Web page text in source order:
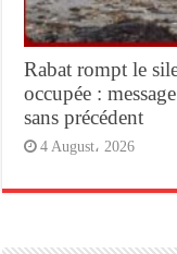
Rabat rompt le
occupée :
sans précédent
4 August، 2026